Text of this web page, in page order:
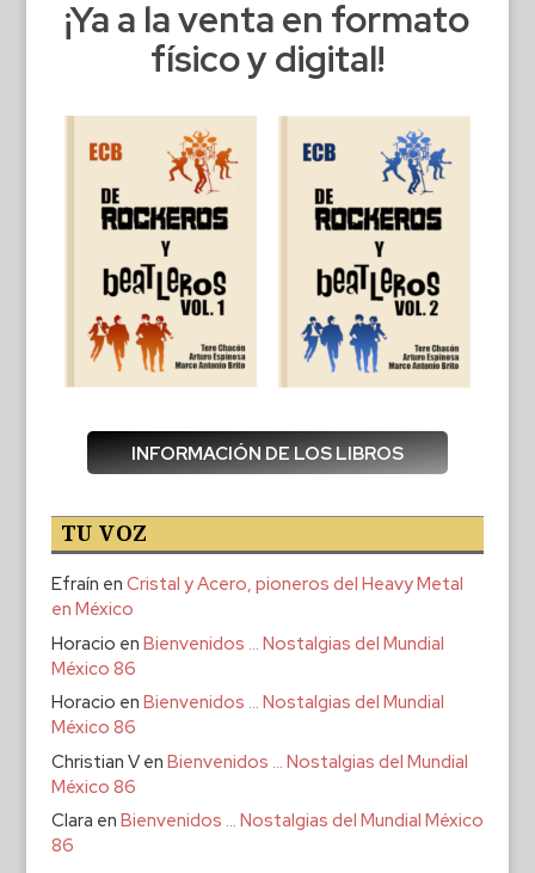
¡Ya a la venta en formato
físico y digital!
INFORMACIÓN DE LOS LIBROS
TU VOZ
Efraín en Cristal y Acero, pioneros del Heavy Metal
en México
Horacio en Bienvenidos … Nostalgias del Mundial
México 86
Horacio en Bienvenidos … Nostalgias del Mundial
México 86
Christian Ven Bienvenidos … Nostalgias del Mundial
México 86
Clara en Bienvenidos … Nostalgias del Mundial México
86